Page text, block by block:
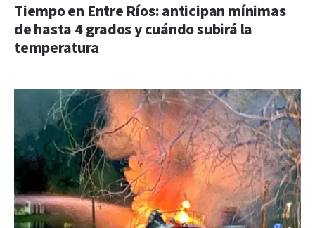
Tiempo en Entre Ríos: anticipan mínimas
de hasta 4 grados y cuándo subirá la
temperatura